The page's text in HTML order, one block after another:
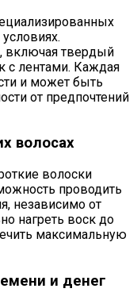
включая твердый
с лентами. Каждая
и может быть
от предпочтений
волосах
волоски
проводить
независимо от
нагреть воск до
максимальную
и денег